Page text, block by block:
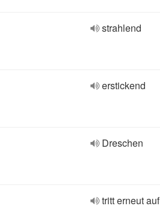
strahlend
erstickend
Dreschen
tritt erneut auf